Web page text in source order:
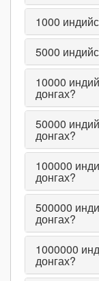
1000
5000
10000
донгах?
50000
донгах?
100000
донгах?
500000
донгах?
1000000
донгах?